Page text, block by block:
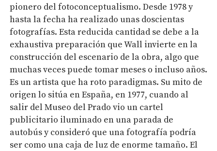
pionero del fotoconceptualismo. Desde 1978 y
hasta la fecha ha realizado unas doscientas
fotografías. Esta reducida cantidad se debe a la
exhaustiva preparación que Wall invierte en la
construcción del escenario de la obra, algo que
muchas veces puede tomar meses o incluso años.
Es un artista que ha roto paradigmas. Su mito de
origen lo sitúa en España, en 1977, cuando al
salir del Museo del Prado vio un cartel
publicitario iluminado en una parada de
autobús y consideró que una fotografía podría
ser como una caja de luz de enorme tamaño. El